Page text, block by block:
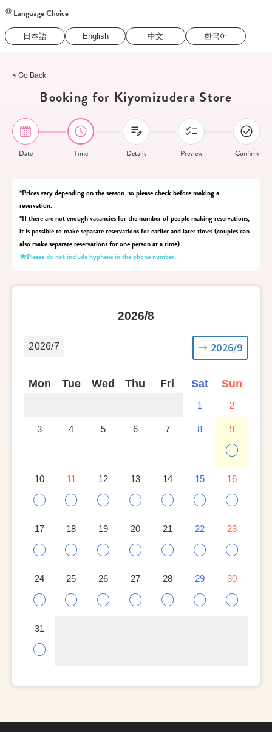
Language Choice
日本語 English 中文 한국어
< Go Back
Booking for Kiyomizudera Store
Date Time Details Preview Confirm
*Prices vary depending on the season, so please check before making a
reservation.
*If there are not enough vacancies for the number of people making reservations,
it is possible to make separate reservations for earlier and later times (couples can
also make separate reservations for one person at a time)
★Please do not include hyphens in the phone number.
2026/8
2026/7 2026/9
Mon Tue Wed Thu Fri Sat Sun
1 2
3 4 5 6 7 8 9
○
10
○
11
○
12
○
13
○
14
○
15
○
16
○
17
○
18
○
19
○
20
○
21
○
22
○
23
○
24
○
25
○
26
○
27
○
28
○
29
○
30
○
31
○